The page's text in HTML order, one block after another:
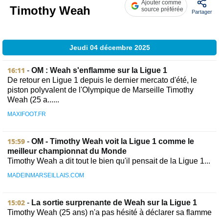
Timothy Weah
Ajouter comme
source préférée
Partager
Jeudi 04 décembre 2025
16:11 - OM : Weah s'enflamme sur la Ligue 1
De retour en Ligue 1 depuis le dernier mercato d'été, le
piston polyvalent de l'Olympique de Marseille Timothy
Weah (25 a......
MAXIFOOT.FR
15:59 - OM - Timothy Weah voit la Ligue 1 comme le
meilleur championnat du Monde
Timothy Weah a dit tout le bien qu'il pensait de la Ligue 1...
MADEINMARSEILLAIS.COM
15:02 - La sortie surprenante de Weah sur la Ligue 1
Timothy Weah (25 ans) n'a pas hésité à déclarer sa flamme